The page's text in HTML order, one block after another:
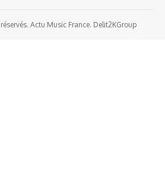
Actu Music France. Delit2KGroup